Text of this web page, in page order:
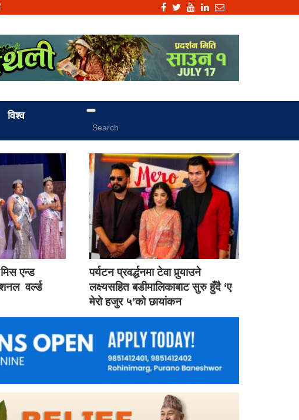
विश्व
एन्ड
वर्ल्ड
पर्यटन प्रवर्द्धनमा टेवा पुर्‍याउने
लक्ष्यसहित बडीमालिकाबाट सुरु हुँदै ‘ए
मेरो हजुर ५’को छायांकन